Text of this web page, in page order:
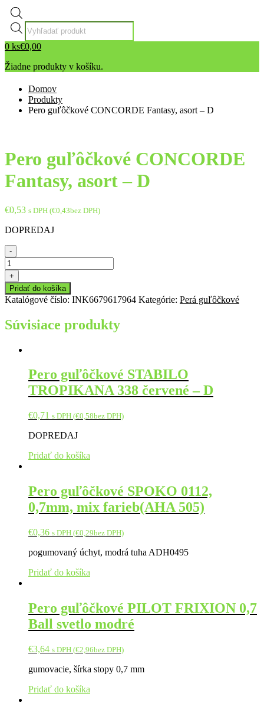
Products
search
0 ks€0,00
Žiadne produkty v košíku.
Domov
Produkty
Pero guľôčkové CONCORDE Fantasy, asort – D
Pero guľôčkové CONCORDE
Fantasy, asort – D
€0,53 s DPH (€0,43bez DPH)
DOPREDAJ
-
množstvo
Pero
guľôčkové
CONCORDE
Fantasy,
-
+
Pridať do košíka
Katalógové číslo: INK6679617964 Kategórie: Perá guľôčkové
Súvisiace produkty
Pero guľôčkové STABILO
TROPIKANA 338 červené – D
€0,71 s DPH (€0,58bez DPH)
DOPREDAJ
Pridať do košíka
Pero guľôčkové SPOKO 0112,
0,7mm, mix farieb(AHA 505)
€0,36 s DPH (€0,29bez DPH)
pogumovaný úchyt, modrá tuha ADH0495
Pridať do košíka
Pero guľôčkové PILOT FRIXION 0,7
Ball svetlo modré
€3,64 s DPH (€2,96bez DPH)
gumovacie, šírka stopy 0,7 mm
Pridať do košíka